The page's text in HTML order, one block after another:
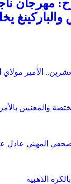
مهرجان
الأمير
والمعنيين بالأمر
المهني عادل
الذهبية